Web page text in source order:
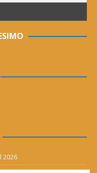
2026